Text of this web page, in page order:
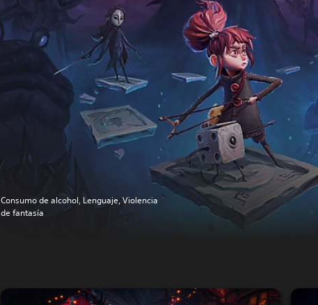
Consumo de alcohol, Lenguaje, Violencia
de fantasía